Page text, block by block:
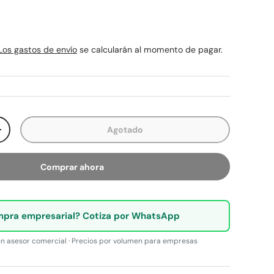
gastos de envío se calcularán al momento de pagar.
la cantidad Agotado
Comprar ahora
empresarial? Cotiza por WhatsApp
asesor comercial · Precios por volumen para empresas